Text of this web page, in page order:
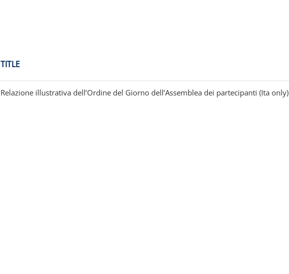
TITLE
Relazione illustrativa dell’Ordine del Giorno dell’Assemblea dei partecipanti (Ita only)